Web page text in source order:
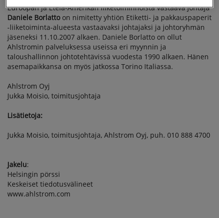
Euroopan ja Etelä-Amerikan liiketoiminnoista vastaava johtaja
Daniele Borlatto on nimitetty yhtiön Etiketti- ja pakkauspaperit
-liiketoiminta-alueesta vastaavaksi johtajaksi ja johtoryhmän
jäseneksi 11.10.2007 alkaen. Daniele Borlatto on ollut
Ahlstromin palveluksessa useissa eri myynnin ja
taloushallinnon johtotehtävissä vuodesta 1990 alkaen. Hänen
asemapaikkansa on myös jatkossa Torino Italiassa.
Ahlstrom Oyj
Jukka Moisio, toimitusjohtaja
Lisätietoja:
Jukka Moisio, toimitusjohtaja, Ahlstrom Oyj, puh. 010 888 4700
Jakelu:
Helsingin pörssi
Keskeiset tiedotusvälineet
www.ahlstrom.com